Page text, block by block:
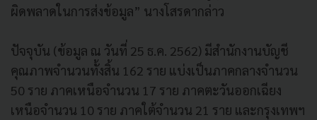
ผิดพลาดในการส่งข้อมูล” นางโสรดากล่าว
ปัจจุบัน (ข้อมูล ณ วันที่ 25 ธ.ค. 2562) มีสำนักงานบัญชี
คุณภาพจำนวนทั้งสิ้น 162 ราย แบ่งเป็นภาคกลางจำนวน
50 ราย ภาคเหนือจำนวน 17 ราย ภาคตะวันออกเฉียง
เหนือจำนวน 10 ราย ภาคใต้จำนวน 21 ราย และกรุงเทพฯ